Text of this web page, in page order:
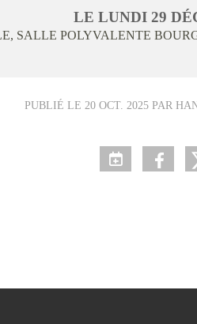
LE LUNDI 29
SALLE POLYVALENTE
PUBLIÉ LE 20 OCT. 2025 PAR